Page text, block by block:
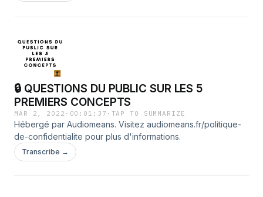
🔒 QUESTIONS DU PUBLIC SUR LES 5
PREMIERS CONCEPTS
MAR 2, 2022 · 00:01:37 · TAP TO SUMMARIZE
Hébergé par Audiomeans. Visitez audiomeans.fr/politique-
de-confidentialite pour plus d'informations.
Transcribe →